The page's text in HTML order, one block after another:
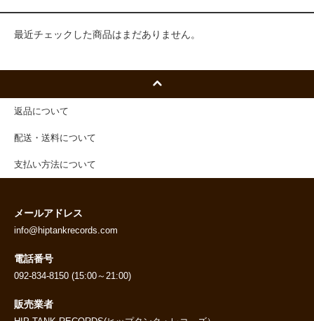
最近チェックした商品はまだありません。
返品について
配送・送料について
支払い方法について
メールアドレス
info@hiptankrecords.com
電話番号
092-834-8150 (15:00～21:00)
販売業者